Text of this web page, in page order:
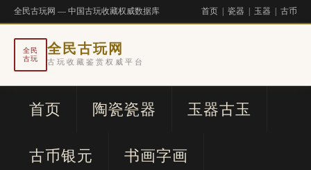
全民古玩网 — 中国古玩收藏权威数据库 首页 瓷器 玉器 古币
全民
古玩
全民古玩网
古玩收藏鉴赏权威平台
首页 陶瓷瓷器 玉器古玉
古币银元 书画字画